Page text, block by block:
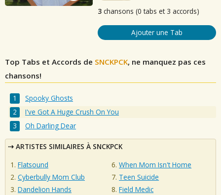
3 chansons (0 tabs et 3 accords)
Ajouter une Tab
Top Tabs et Accords de SNCKPCK, ne manquez pas ces
chansons!
Spooky Ghosts
I've Got A Huge Crush On You
Oh Darling Dear
ARTISTES SIMILAIRES À SNCKPCK
Flatsound
Cyberbully Mom Club
Dandelion Hands
When Mom Isn't Home
Teen Suicide
Field Medic